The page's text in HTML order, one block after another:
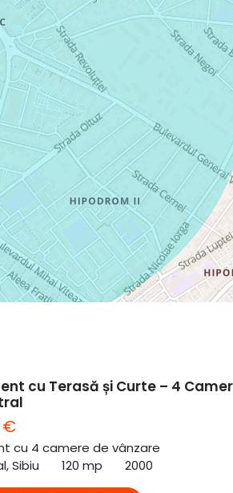
cu Terasă și Curte – 4
€
cu 4 camere de vânzare
Sibiu
120 mp 2000